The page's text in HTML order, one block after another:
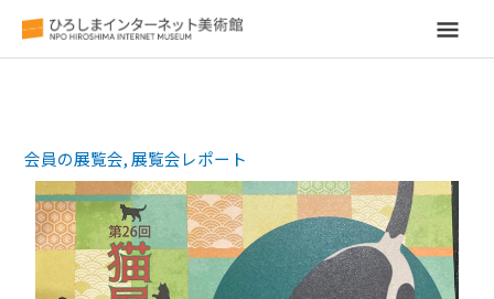
メ
メ
ニ
ュ
会員の展覧会,展覧会レポート